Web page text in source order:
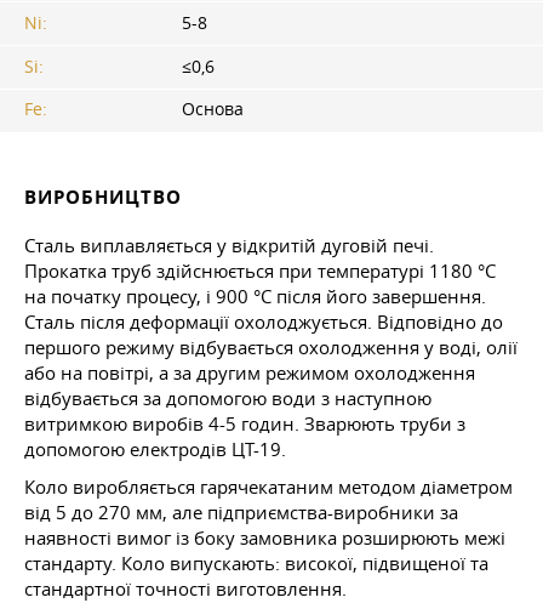
Ni:
5-8
Si:
≤0,6
Fe:
Основа
ВИРОБНИЦТВО
Сталь виплавляється у відкритій дуговій печі.
Прокатка труб здійснюється при температурі 1180 °C
на початку процесу, і 900 °C після його завершення.
Сталь після деформації охолоджується. Відповідно до
першого режиму відбувається охолодження у воді, олії
або на повітрі, а за другим режимом охолодження
відбувається за допомогою води з наступною
витримкою виробів 4-5 годин. Зварюють труби з
допомогою електродів ЦТ-19.
Коло виробляється гарячекатаним методом діаметром
від 5 до 270 мм, але підприємства-виробники за
наявності вимог із боку замовника розширюють межі
стандарту. Коло випускають: високої, підвищеної та
стандартної точності виготовлення.